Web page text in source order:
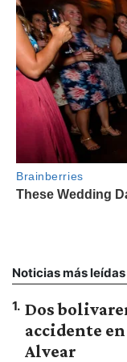
Noticias más leídas
1. Dos
accidente
Alvear